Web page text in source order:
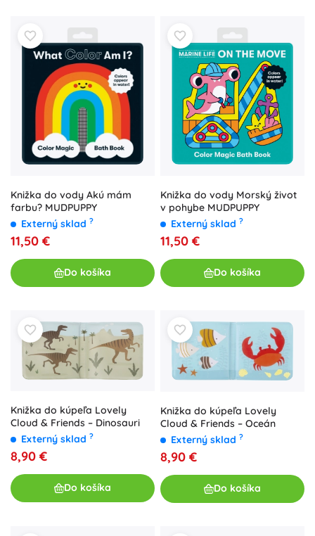
Knižka do vody Akú mám
farbu? MUDPUPPY
Externý sklad ?
11,50 €
Do košíka
Knižka do vody Morský život
v pohybe MUDPUPPY
Externý sklad ?
11,50 €
Do košíka
Knižka do kúpeľa Lovely
Cloud & Friends – Dinosauri
Externý sklad ?
8,90 €
Do košíka
Knižka do kúpeľa Lovely
Cloud & Friends – Oceán
Externý sklad ?
8,90 €
Do košíka